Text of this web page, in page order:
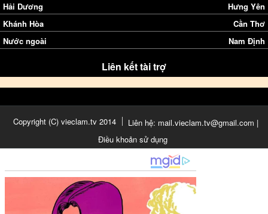
Hải Dương
Hưng Yên
Khánh Hòa
Cần Thơ
Nước ngoài
Nam Định
Liên kết tài trợ
Copyright (C) vieclam.tv 2014
Liên hệ: mail.vieclam.tv@gmail.com |
Điều khoản sử dụng